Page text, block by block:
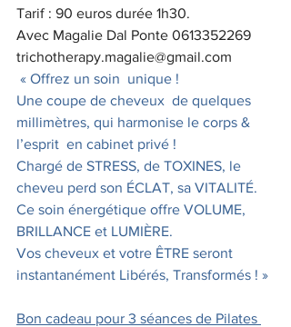
Tarif : 90 euros durée 1h30.
Avec Magalie Dal Ponte 0613352269
trichotherapy.magalie@gmail.com
« Offrez un soin  unique !
Une coupe de cheveux  de quelques
millimètres, qui harmonise le corps &
l’esprit  en cabinet privé !
Chargé de STRESS, de TOXINES, le
cheveu perd son ÉCLAT, sa VITALITÉ.
Ce soin énergétique offre VOLUME,
BRILLANCE et LUMIÈRE.
Vos cheveux et votre ÊTRE seront
instantanément Libérés, Transformés ! »
Bon cadeau pour 3 séances de Pilates